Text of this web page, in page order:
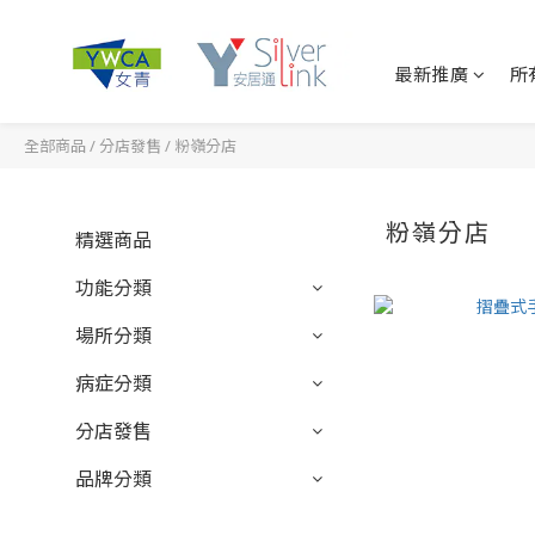
最新推廣 所
全部商品 / 分店發售 / 粉嶺分店
精選商品
功能分類
場所分類
病症分類
分店發售
品牌分類
粉嶺分店